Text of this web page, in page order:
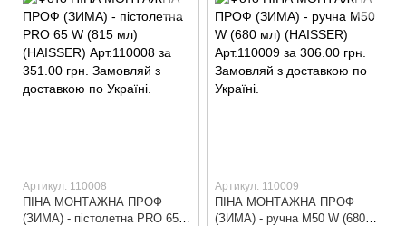
Артикул: 110008
ПІНА МОНТАЖНА ПРОФ
(ЗИМА) - пістолетна PRO 65
Артикул: 110009
ПІНА МОНТАЖНА ПРОФ
(ЗИМА) - ручна М50 W (680